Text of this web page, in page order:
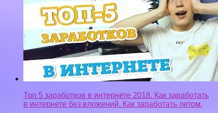
Топ 5 заработков в интернете 2018. Как заработать
в интернете без вложений. Как заработать летом.